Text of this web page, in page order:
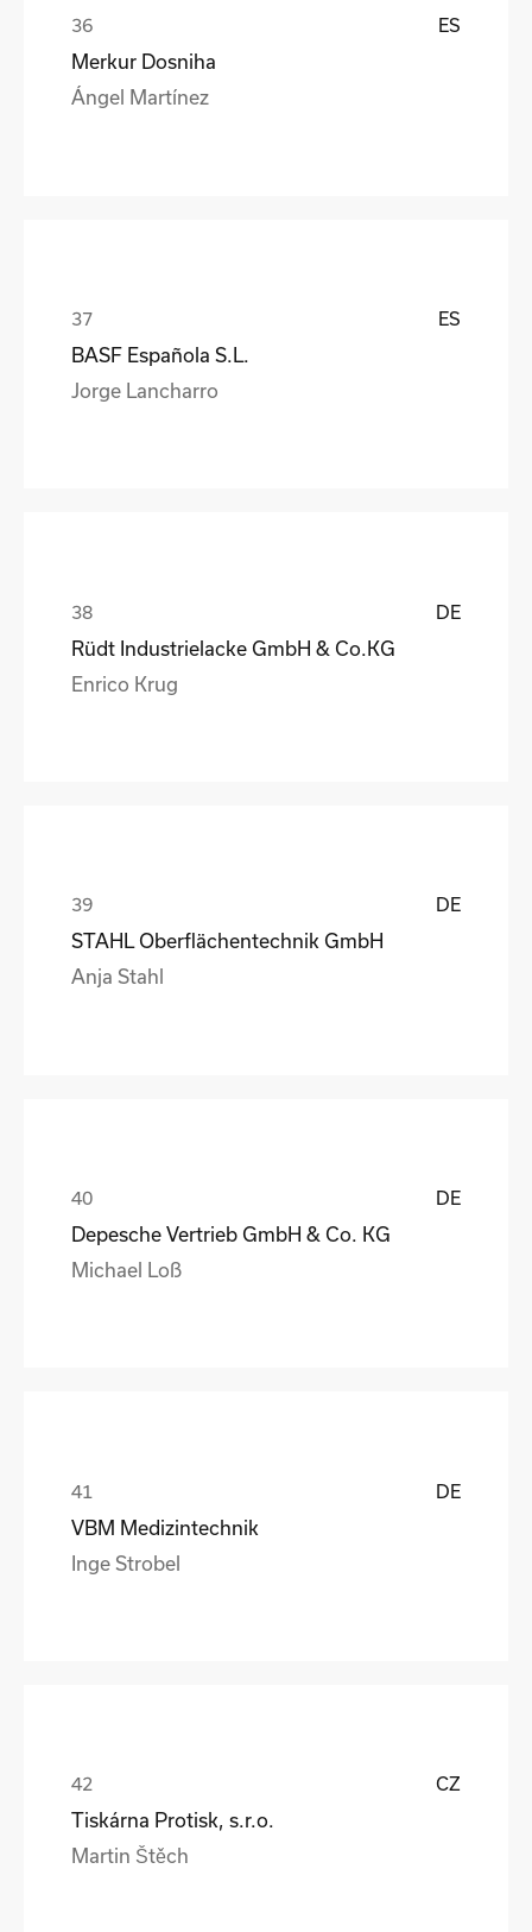
ES
Merkur Dosniha
Ángel Martínez
ES
BASF Española S.L.
Jorge Lancharro
DE
Rüdt Industrielacke GmbH & Co.KG
Enrico Krug
DE
STAHL Oberflächentechnik GmbH
Anja Stahl
DE
Depesche Vertrieb GmbH & Co. KG
Michael Loß
DE
VBM Medizintechnik
Inge Strobel
CZ
Tiskárna Protisk, s.r.o.
Martin Štěch